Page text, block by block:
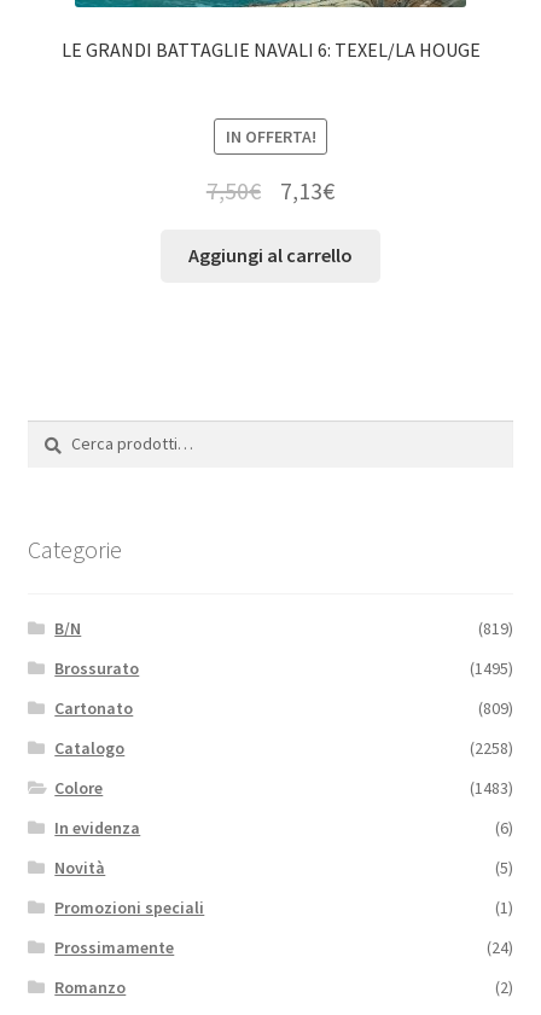
LE GRANDI BATTAGLIE NAVALI 6: TEXEL/LA HOUGE
IN OFFERTA!
7,50€ 7,13€
Aggiungi al carrello
Cerca:
Cerca
Categorie
B/N
(819)
Brossurato
(1495)
Cartonato
(809)
Catalogo
(2258)
Colore
(1483)
In evidenza
(6)
Novità
(5)
Promozioni speciali
(1)
Prossimamente
(24)
Romanzo
(2)